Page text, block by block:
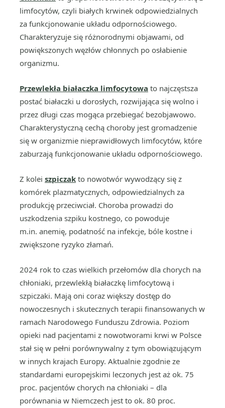
limfocytów, czyli białych krwinek odpowiedzialnych
za funkcjonowanie układu odpornościowego.
Charakteryzuje się różnorodnymi objawami, od
powiększonych węzłów chłonnych po osłabienie
organizmu.
Przewlekła białaczka limfocytowa to najczęstsza
postać białaczki u dorosłych, rozwijająca się wolno i
przez długi czas mogąca przebiegać bezobjawowo.
Charakterystyczną cechą choroby jest gromadzenie
się w organizmie nieprawidłowych limfocytów, które
zaburzają funkcjonowanie układu odpornościowego.
Z kolei szpiczak to nowotwór wywodzący się z
komórek plazmatycznych, odpowiedzialnych za
produkcję przeciwciał. Choroba prowadzi do
uszkodzenia szpiku kostnego, co powoduje
m.in. anemię, podatność na infekcje, bóle kostne i
zwiększone ryzyko złamań.
2024 rok to czas wielkich przełomów dla chorych na
chłoniaki, przewlekłą białaczkę limfocytową i
szpiczaki. Mają oni coraz większy dostęp do
nowoczesnych i skutecznych terapii finansowanych w
ramach Narodowego Funduszu Zdrowia. Poziom
opieki nad pacjentami z nowotworami krwi w Polsce
stał się w pełni porównywalny z tym obowiązującym
w innych krajach Europy. Aktualnie zgodnie ze
standardami europejskimi leczonych jest aż ok. 75
proc. pacjentów chorych na chłoniaki – dla
porównania w Niemczech jest to ok. 80 proc.